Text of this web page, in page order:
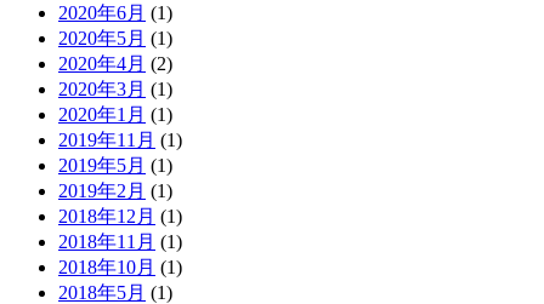
2020年6月 (1)
2020年5月 (1)
2020年4月 (2)
2020年3月 (1)
2020年1月 (1)
2019年11月 (1)
2019年5月 (1)
2019年2月 (1)
2018年12月 (1)
2018年11月 (1)
2018年10月 (1)
2018年5月 (1)